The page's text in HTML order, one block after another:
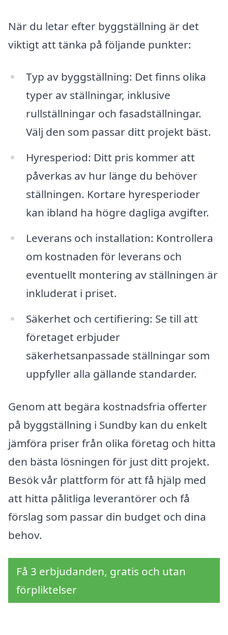
När du letar efter byggställning är det
viktigt att tänka på följande punkter:
Typ av byggställning: Det finns olika
typer av ställningar, inklusive
rullställningar och fasadställningar.
Välj den som passar ditt projekt bäst.
Hyresperiod: Ditt pris kommer att
påverkas av hur länge du behöver
ställningen. Kortare hyresperioder
kan ibland ha högre dagliga avgifter.
Leverans och installation: Kontrollera
om kostnaden för leverans och
eventuellt montering av ställningen är
inkluderat i priset.
Säkerhet och certifiering: Se till att
företaget erbjuder
säkerhetsanpassade ställningar som
uppfyller alla gällande standarder.
Genom att begära kostnadsfria offerter
på byggställning i Sundby kan du enkelt
jämföra priser från olika företag och hitta
den bästa lösningen för just ditt projekt.
Besök vår plattform för att få hjälp med
att hitta pålitliga leverantörer och få
förslag som passar din budget och dina
behov.
Få 3 erbjudanden, gratis och utan
förpliktelser